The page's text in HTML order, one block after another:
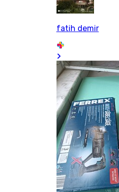
fatih demir